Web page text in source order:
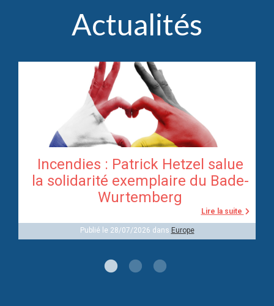
Actualités
Incendies : Patrick Hetzel salue
la solidarité exemplaire du Bade-
Wurtemberg
Lire la suite
Publié le 28/07/2026 dans Europe